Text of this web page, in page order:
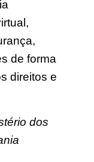
de forma
direitos e
dos